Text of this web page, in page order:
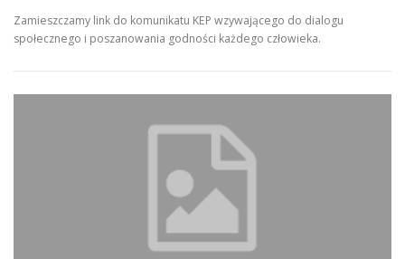
Zamieszczamy link do komunikatu KEP wzywającego do dialogu
społecznego i poszanowania godności każdego człowieka.